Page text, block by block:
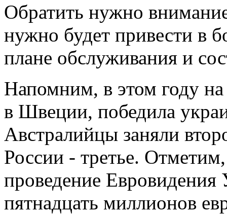
Обратить нужно
нужно будет привести в
плане обслуживания и
Напомним, в этом году
в Швеции, победила
Австралийцы заняли
России - третье.
проведение Евровидения
пятнадцать миллионов